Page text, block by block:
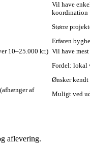
Vil have
koordination
Større
Erfaren
10–25.000 kr.) Vil have
Fordel: lokal
Ønsker kendt
af
Muligt ved
aflevering.